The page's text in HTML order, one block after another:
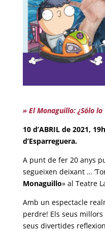
» El Monaguillo: ¿Sólo lo
10 d’ABRIL de 2021,
d’Esparreguera.
A punt de fer 20 anys
segueixen deixant …
Monaguillo» al Teatre
Amb un espectacle
perdre! Els seus
seus divertides